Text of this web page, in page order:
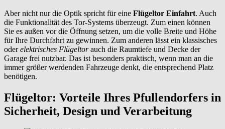
Aber nicht nur die Optik spricht für eine Flügeltor Einfahrt. Auch
die Funktionalität des Tor-Systems überzeugt. Zum einen können
Sie es außen vor die Öffnung setzen, um die volle Breite und Höhe
für Ihre Durchfahrt zu gewinnen. Zum anderen lässt ein klassisches
oderelektrisches Flügeltorauch die Raumtiefe und Decke der
Garage frei nutzbar. Das ist besonders praktisch, wenn man an die
immer größer werdenden Fahrzeuge denkt, die entsprechend Platz
benötigen.
Flügeltor: Vorteile Ihres Pfullendorfers in
Sicherheit, Design und Verarbeitung